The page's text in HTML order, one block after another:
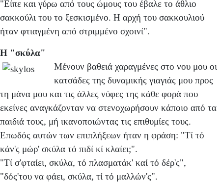
"Είπε και γύρω από τους ώμους του έβαλε το άθλιο
σακκούλι του το ξεσκισμένο. Η αρχή του σακκουλιού
ήταν φτιαγμένη από στριμμένο σχοινί".
Η "σκύλα"
Μένουν βαθειά χαραγμένες στο νου μου οι
κατσάδες της δυναμικής γιαγιάς μου προς
τη μάνα μου και τις άλλες νύφες της κάθε φορά που
εκείνες αναγκάζονταν να στενοχωρήσουν κάποιο από τα
παιδιά τους, μή ικανοποιώντας τις επιθυμίες τους.
Επωδός αυτών των επιπλήξεων ήταν η φράση: "Τί τό
κάν'ς μώρ' σκύλα τό πιδί κί κλαίει;".
"Τί σ'φταίει, σκύλα, τό πλασματάκ' καί τό δέρ'ς",
"δός'του να φάει, σκύλα, τί τό μαλλών'ς".